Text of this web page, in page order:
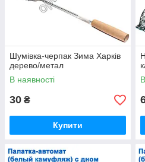
Шумівка-черпак Зима Харків
дерево/метал
В наявності
30 ₴
Купити